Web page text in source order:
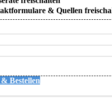
& Quellen
Bestellen